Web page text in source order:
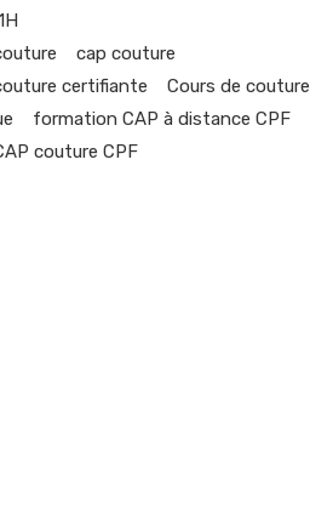
cap couture
certifiante
Cours de couture
formation CAP à distance CPF
couture CPF